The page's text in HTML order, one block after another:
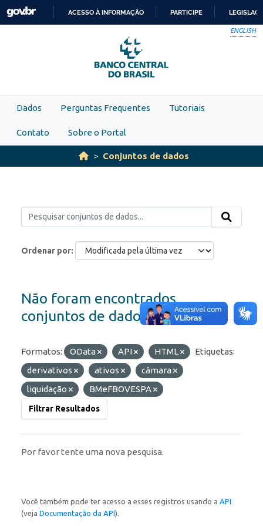
Skip to main content
PARA
O
CONTEÚDO
ACESSO À INFORMAÇÃO PARTICIPE
ENGLISH
Dados Perguntas Frequentes Tutoriais
Contato Sobre o Portal
Conjuntos de dados
Ordenar por
Não foram encontrados
conjuntos de dados
Formatos: OData API HTML
Etiquetas:
derivativos
ativos
câmara
liquidação
BMeFBOVESPA
Filtrar Resultados
Por favor tente uma nova pesquisa.
Você também pode ter acesso a esses registros usando a API
(veja Documentação da API).